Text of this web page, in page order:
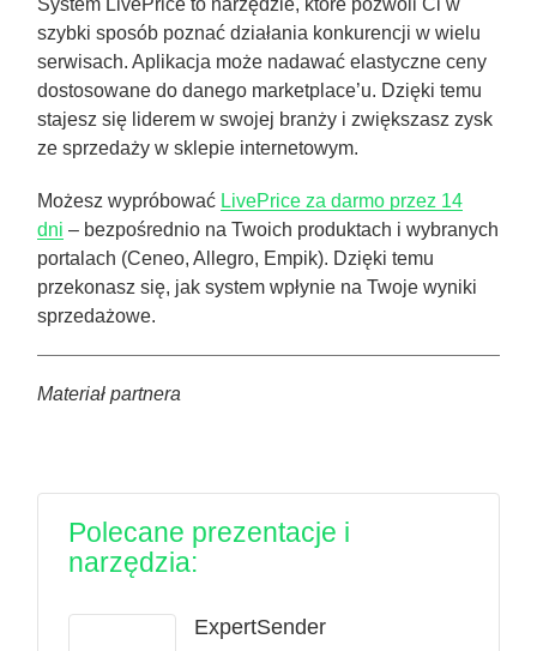
System LivePrice to narzędzie, które pozwoli Ci w
szybki sposób poznać działania konkurencji w wielu
serwisach. Aplikacja może nadawać elastyczne ceny
dostosowane do danego marketplace’u. Dzięki temu
stajesz się liderem w swojej branży i zwiększasz zysk
ze sprzedaży w sklepie internetowym.
Możesz wypróbować LivePrice za darmo przez 14
dni – bezpośrednio na Twoich produktach i wybranych
portalach (Ceneo, Allegro, Empik). Dzięki temu
przekonasz się, jak system wpłynie na Twoje wyniki
sprzedażowe.
Materiał partnera
Polecane prezentacje i
narzędzia:
ExpertSender